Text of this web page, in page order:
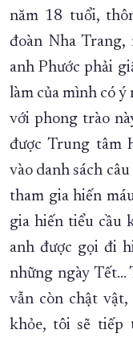
năm 18 tuổi,
đoàn Nha
anh Phước phải
làm của mình có ý
với phong trào
được Trung tâm
vào danh sách
tham gia hiến
gia hiến tiểu cầu
anh được gọi đi
những ngày Tết...
vẫn còn chật vật,
khỏe, tôi sẽ tiếp